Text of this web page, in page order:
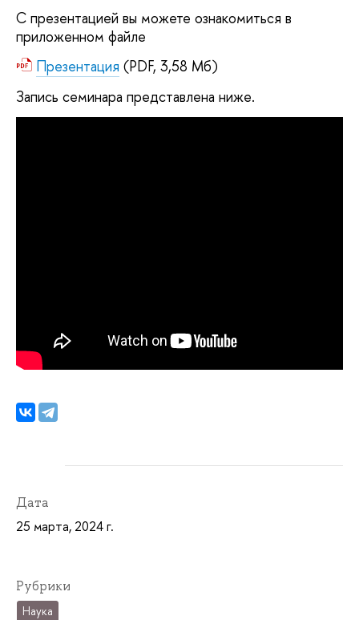
С презентацией вы можете ознакомиться в
приложенном файле
Презентация (PDF, 3,58 Мб)
Запись семинара представлена ниже.
Дата
25 марта, 2024 г.
Рубрики
Наука